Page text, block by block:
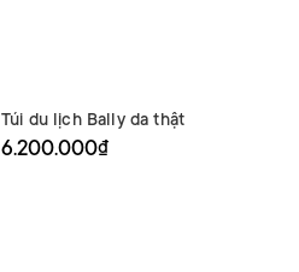
Túi du lịch Bally da thật
6.200.000₫